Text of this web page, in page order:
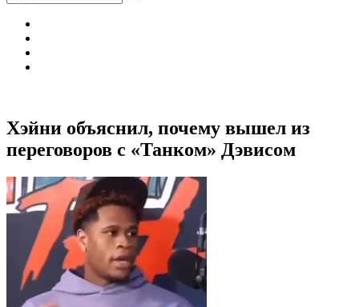
Хэйни объяснил, почему вышел из
переговоров с «Танком» Дэвисом